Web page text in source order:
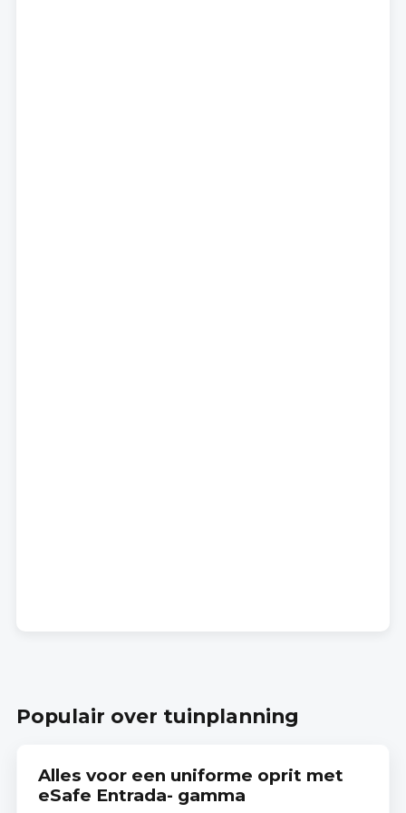
Populair over tuinplanning
Alles voor een uniforme oprit met
eSafe Entrada- gamma